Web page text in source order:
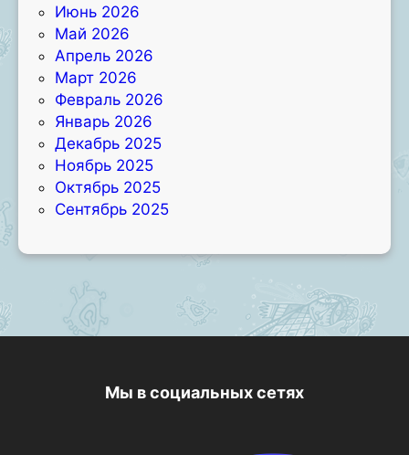
Июнь 2026
Май 2026
Апрель 2026
Март 2026
Февраль 2026
Январь 2026
Декабрь 2025
Ноябрь 2025
Октябрь 2025
Сентябрь 2025
Мы в социальных сетях